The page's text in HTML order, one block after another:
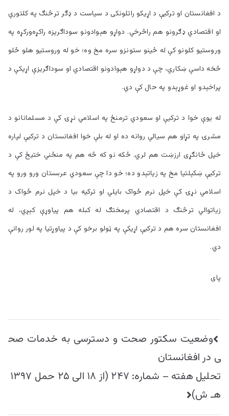
د افغانستان او ترکيې د اړيکو راتلونکی د سياست د ډګر ترڅنګ په کلتوري
او اقتصادي ډګرونو هم راڅرخي. دواړو هېوادونو سوداګريزه راکړه‌ورکړه په
وروستيو کلونو کې له ځينو ستونزو سره مخ وه؛ خو له وروستيو هلو ځلو
څخه داسې ښکاري، چې د دواړو هېوادونو اقتصادي او سوداګريزې اړيکې د
پراخېدو او غوړېدو په حال کې دي.
له يوې خوا د ترکيې او سعودي ترمنځ په اسلامي نړۍ کې د مسلمانانو د
مشرۍ په تړاو هم سيالي روانه ده او له بلې خوا افغانستان د ترکيې لپاره
خپل ځانګړی ارزښت هم لري. ځکه نو که څه هم په منځني ختيځ کې د
ترکيې ښکېلتيا مخ په زياتېدو ده؛ خو دا چې سعودي عربستان ورو ورو په
اسلامي نړۍ کې خپل نرم ځواک بايلي او ترکيه بيا د خپل نرم ځواک د
زياتوالي ترڅنګ د اقتصادي پرمختګ له کبله هم پياوړې کېږي، له
افغانستان سره هم د ترکيې اړيکې په ټولو برخو کې د پياوړتيا په لور روانې
دي.
پای
راهبری
نوشته
وضعیت سکتور صحت و دسترسی به خدمات صح
ی در افغانستان
تحليل هفته – شماره: ۲۴۷ (از ۱۸ الی ۲۵ حمل ۱۳۹۷
هـ ش)